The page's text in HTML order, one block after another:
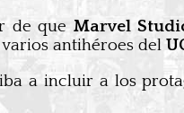
de que Marvel
antihéroes del
a incluir a los